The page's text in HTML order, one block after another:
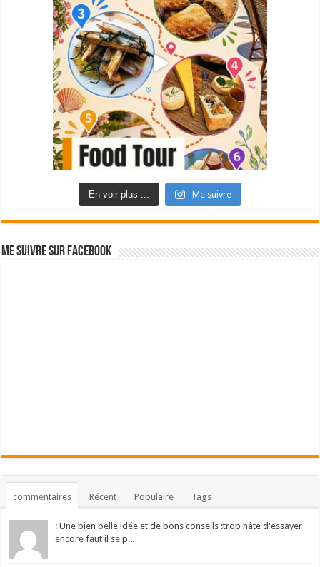
En voir plus ... Me suivre
Me suivre sur Facebook
commentaires Récent Populaire Tags
: Une bien belle idée et de bons conseils :trop hâte d'essayer
encore faut il se p...